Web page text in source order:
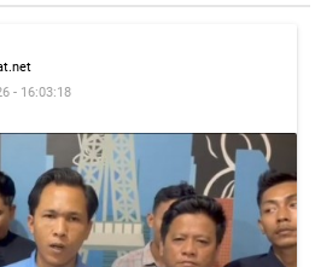
- 16:03:18